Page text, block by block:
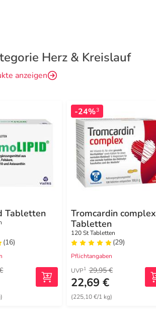
Herz & Kreislauf
anzeigen
Tabletten
(16)
-24%3
Tromcardin complex
Tabletten
120 St Tabletten
(29)
Pflichtangaben
UVP1 29,95 €
22,69 €
(225,10 €/1 kg)